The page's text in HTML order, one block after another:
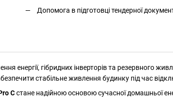
Допомога в підготовці тендерної
енергії, гібридних інверторів та резервного
стабільне живлення будинку під час
Cстане надійною основою сучасної домашньої